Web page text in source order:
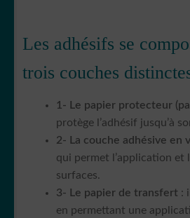
Les adhésifs se
trois couches
1- Le papier protecteur
protège l’adhésif jusqu’à
2- La couche adhésive en
qui permet l’application et
surfaces.
3- Le papier de transfert :
en permettant une